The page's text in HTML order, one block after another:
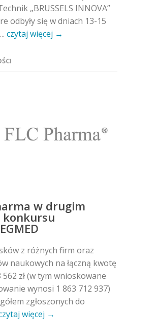
„BRUSSELS INNOVA”
odbyły się w dniach 13-15
czytaj więcej →
w drugim
z różnych firm oraz
naukowych na łączną kwotę
562 zł (w tym wnioskowane
wynosi 1 863 712 937)
zgłoszonych do
więcej →